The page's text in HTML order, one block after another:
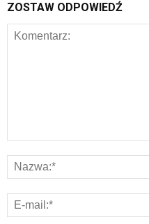
ZOSTAW ODPOWIEDŹ